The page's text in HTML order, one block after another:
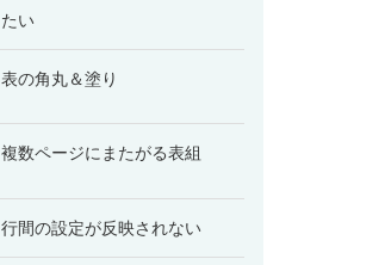
たい
表の角丸＆塗り
複数ページにまたがる表組
行間の設定が反映されない